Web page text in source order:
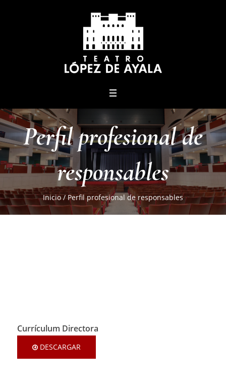
Perfil profesional de
responsables
Inicio /Perfil profesional de responsables
Currículum Directora
DESCARGAR